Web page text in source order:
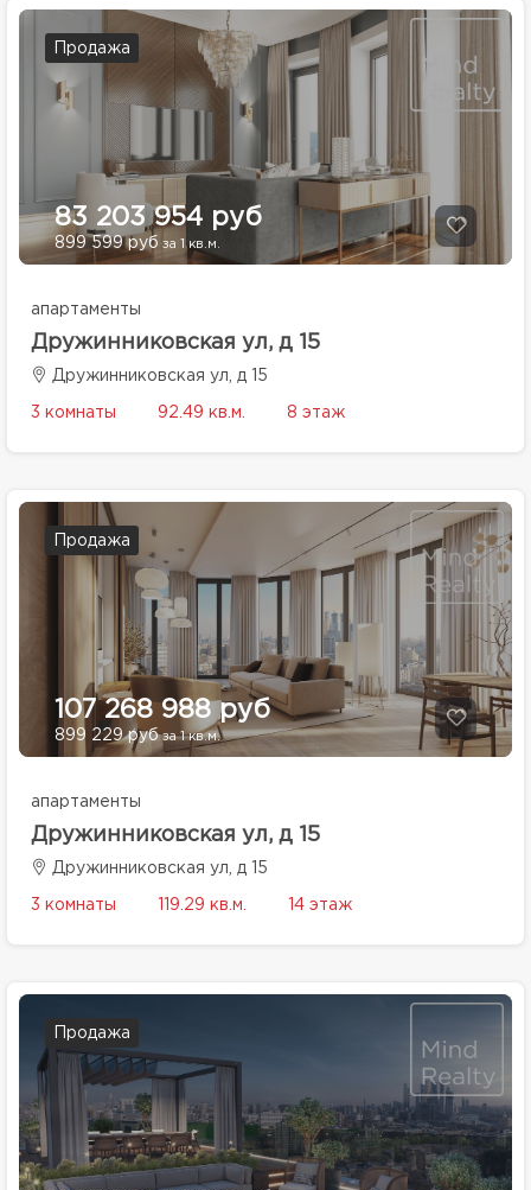
Продажа
83 203 954 руб
899 599 руб за 1 кв.м.
апартаменты
Дружинниковская ул, д 15
Дружинниковская ул, д 15
3 комнаты 92.49 кв.м. 8 этаж
Продажа
107 268 988 руб
899 229 рубза 1 кв.м.
апартаменты
Дружинниковская ул, д 15
Дружинниковская ул, д 15
3 комнаты 119.29 кв.м. 14 этаж
Продажа